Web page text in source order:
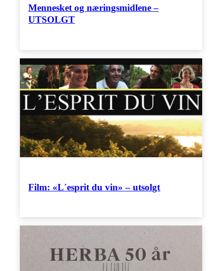
Mennesket og næringsmidlene –
UTSOLGT
Film: «L´esprit du vin» – utsolgt